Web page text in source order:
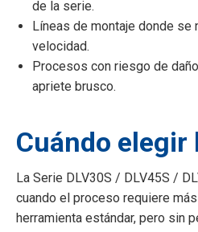
de la serie.
Líneas de montaje donde
velocidad.
Procesos con riesgo de
apriete brusco.
Cuándo elegir
La Serie DLV30S / DLV45S /
cuando el proceso requiere
herramienta estándar, pero sin